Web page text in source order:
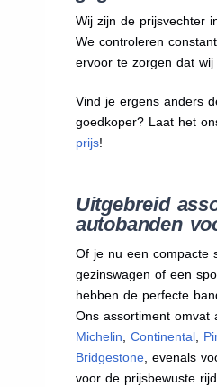
Wij zijn de prijsvechter
We controleren
ervoor te zorgen dat
Vind je ergens anders
goedkoper? Laat het
prijs!
Uitgebreid
autobanden
Of je nu een compacte
gezinswagen of een
hebben de perfecte
Ons assortiment omvat
Michelin, Continental,
Bridgestone, evenals
voor de prijsbewuste